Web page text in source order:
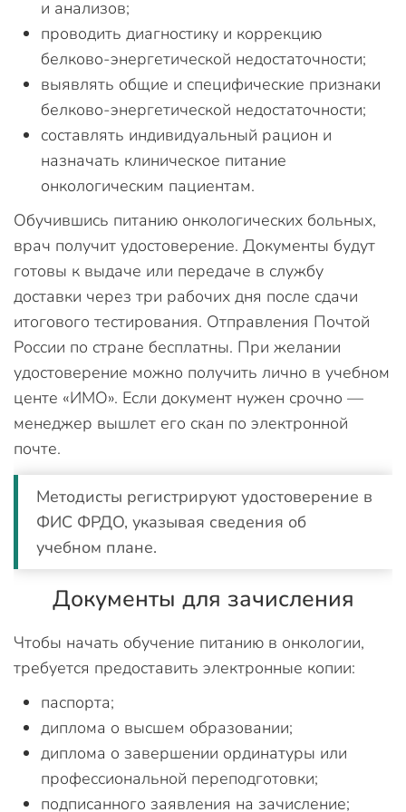
и анализов;
проводить диагностику и коррекцию
белково-энергетической недостаточности;
выявлять общие и специфические признаки
белково-энергетической недостаточности;
составлять индивидуальный рацион и
назначать клиническое питание
онкологическим пациентам.
Обучившись питанию онкологических больных,
врач получит удостоверение. Документы будут
готовы к выдаче или передаче в службу
доставки через три рабочих дня после сдачи
итогового тестирования. Отправления Почтой
России по стране бесплатны. При желании
удостоверение можно получить лично в учебном
центе «ИМО». Если документ нужен срочно —
менеджер вышлет его скан по электронной
почте.
Методисты регистрируют удостоверение в
ФИС ФРДО, указывая сведения об
учебном плане.
Документы для зачисления
Чтобы начать обучение питанию в онкологии,
требуется предоставить электронные копии:
паспорта;
диплома о высшем образовании;
диплома о завершении ординатуры или
профессиональной переподготовки;
подписанного заявления на зачисление;